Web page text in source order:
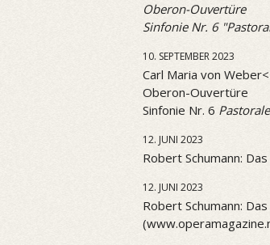
Oberon-Ouvertüre
Sinfonie Nr. 6
10. SEPTEMBER 2023
Carl Maria von
Oberon-Ouvertüre
Sinfonie Nr. 6 Pastorale
12. JUNI 2023
Robert Schumann:
12. JUNI 2023
Robert Schumann: